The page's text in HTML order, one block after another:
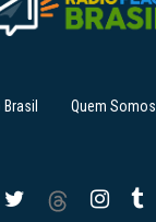
Quem Somos